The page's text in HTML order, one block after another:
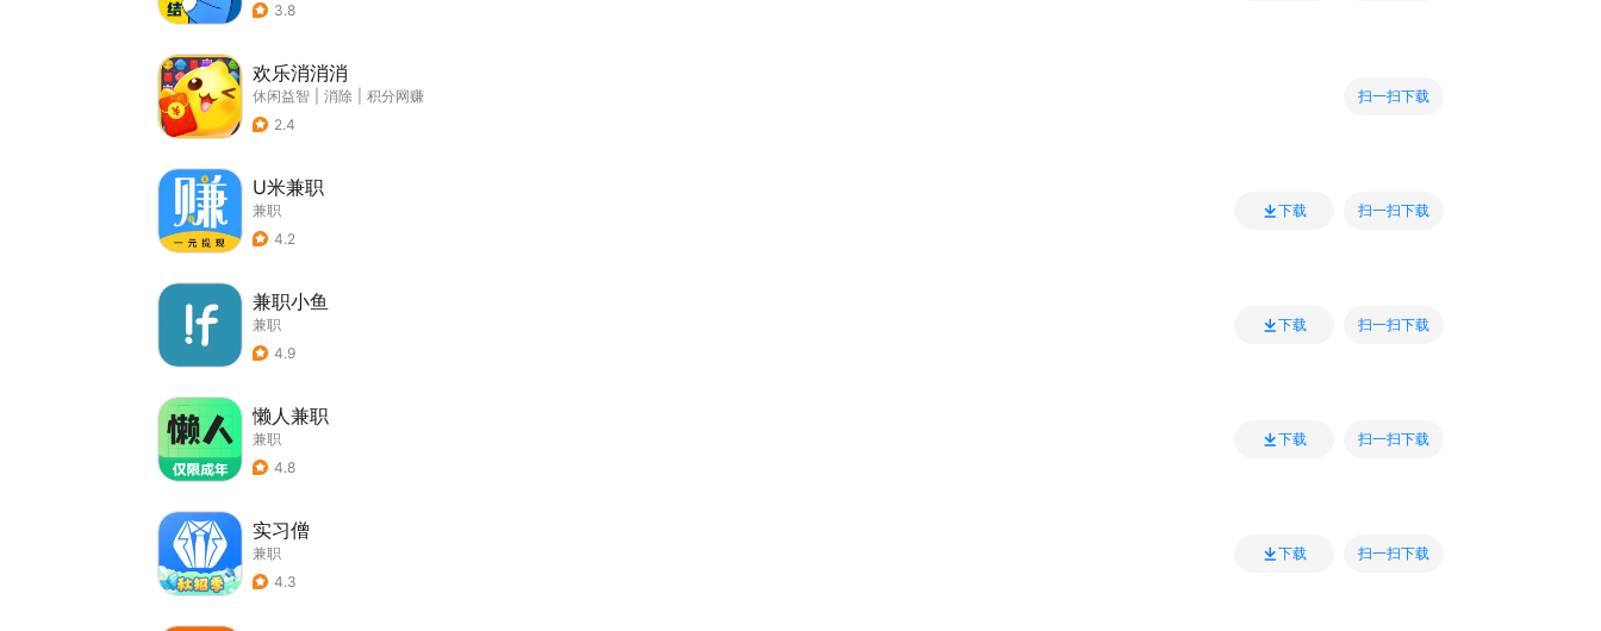
3.8
欢乐消消消
休闲益智 消除
积分网赚
2.4
扫一扫下载
U米兼职
兼职
4.2
下载 扫一扫下载
兼职小鱼
兼职
4.9
下载 扫一扫下载
懒人兼职
兼职
4.8
下载 扫一扫下载
实习僧
兼职
4.3
下载 扫一扫下载